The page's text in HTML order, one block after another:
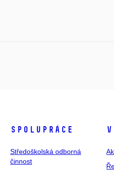
Spolupráce
Středoškolská odborná
činnost